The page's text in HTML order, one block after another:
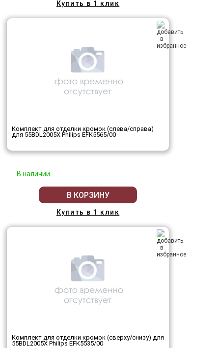
Купить в 1 клик
Комплект для отделки кромок (слева/справа)
для 55BDL2005X Philips EFK5565/00
В наличии
В КОРЗИНУ
Купить в 1 клик
Комплект для отделки кромок (сверху/снизу) для
55BDL2005X Philips EFK5535/00